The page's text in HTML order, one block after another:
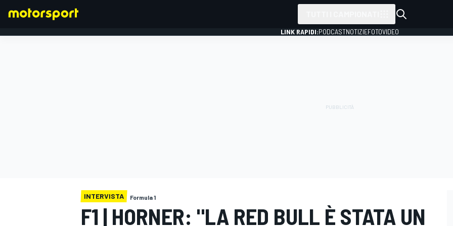
LINK RAPIDI:PODCASTNOTIZIEFOTOVIDEO
INTERVISTA Formula 1
F1 | HORNER: "LA RED BULL È STATA UN